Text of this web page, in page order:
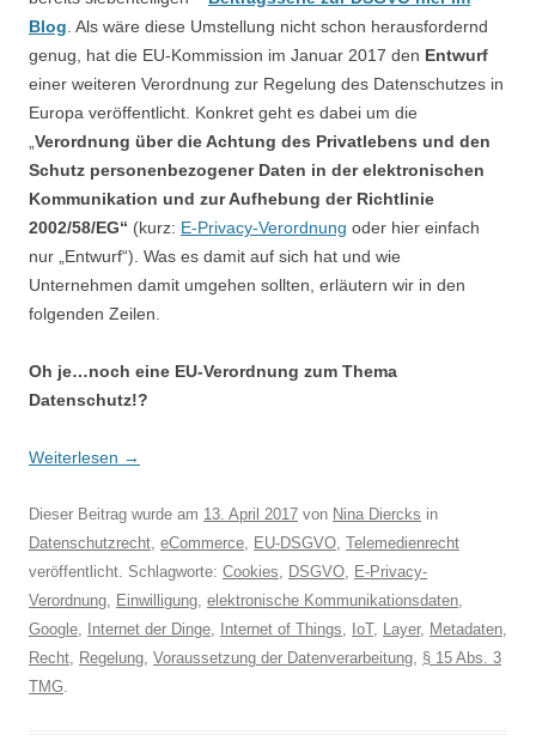
Blog . Als wäre diese Umstellung nicht schon herausfordernd
genug, hat die EU-Kommission im Januar 2017 den Entwurf
einer weiteren Verordnung zur Regelung des Datenschutzes in
Europa veröffentlicht. Konkret geht es dabei um die
Verordnung über die Achtung des Privatlebens und den
Schutz personenbezogener Daten in der elektronischen
Kommunikation und zur Aufhebung der Richtlinie
2002/58/EG“ (kurz: E-Privacy-Verordnung oder hier einfach
nur „Entwurf“). Was es damit auf sich hat und wie
Unternehmen damit umgehen sollten, erläutern wir in den
folgenden Zeilen.
Oh je…noch eine EU-Verordnung zum Thema
Datenschutz!?
Weiterlesen →
Dieser Beitrag wurde am 13. April 2017 von Nina Diercks in
Datenschutzrecht, eCommerce, EU-DSGVO, Telemedienrecht
veröffentlicht. Schlagworte: Cookies, DSGVO, E-Privacy-
Verordnung, Einwilligung, elektronische Kommunikationsdaten,
Google, Internet der Dinge, Internet of Things, IoT, Layer, Metadaten,
Recht, Regelung, Voraussetzung der Datenverarbeitung, § 15 Abs. 3
TMG.